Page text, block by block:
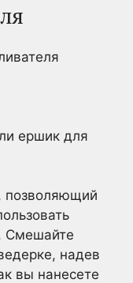
ершик для
позволяющий
Смешайте
надев
вы нанесете